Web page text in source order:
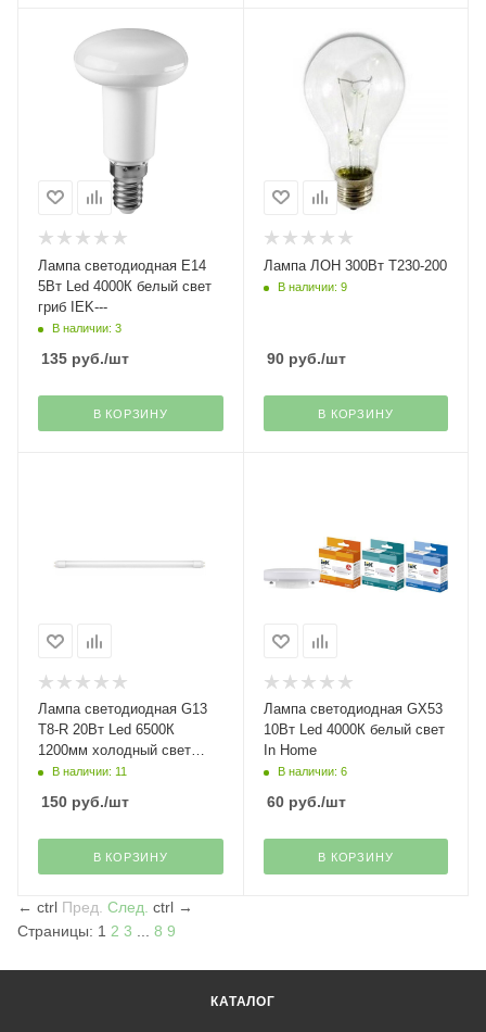
Лампа светодиодная Е14
5Вт Led 4000К белый свет
гриб IEK---
В наличии: 3
135 руб./шт
В КОРЗИНУ
Лампа ЛОН 300Вт Т230-200
В наличии: 9
90руб./шт
В КОРЗИНУ
Лампа светодиодная G13
Т8-R 20Вт Led 6500К
1200мм холодный свет
трубчатая Standart ASD
В наличии: 11
150 руб./шт
В КОРЗИНУ
Лампа светодиодная GX53
10Вт Led 4000К белый свет
In Home
В наличии: 6
60руб./шт
В КОРЗИНУ
← ctrl Пред. След. ctrl →
Страницы: 1 2 3 8 9
КАТАЛОГ